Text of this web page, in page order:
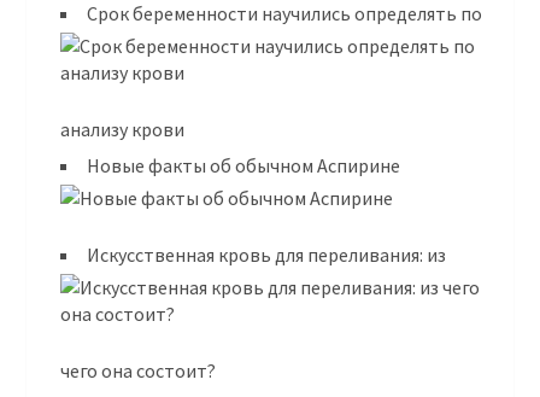
Срок беременности научились определять по
анализу крови
Новые факты об обычном Аспирине
Искусственная кровь для переливания: из
чего она состоит?